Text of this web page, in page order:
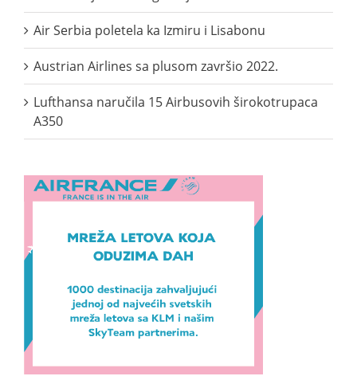
Air Serbia poletela ka Izmiru i Lisabonu
Austrian Airlines sa plusom završio 2022.
Lufthansa naručila 15 Airbusovih širokotrupaca
A350